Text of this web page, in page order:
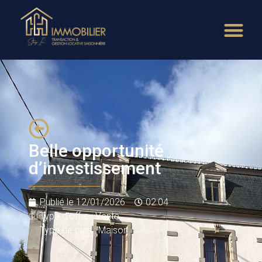
Belle opportunité
d’investissement
Publié le 12/01/2026
02:04
Type d'offre : Vente
Type de bien : Maison